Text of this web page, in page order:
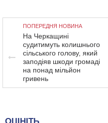
ПОПЕРЕДНЯ НОВИНА
На Черкащині
судитимуть колишнього
сільського голову, який
заподіяв шкоди громаді
на понад мільйон
гривень